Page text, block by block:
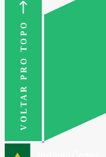
VOLTAR PRO TOPO